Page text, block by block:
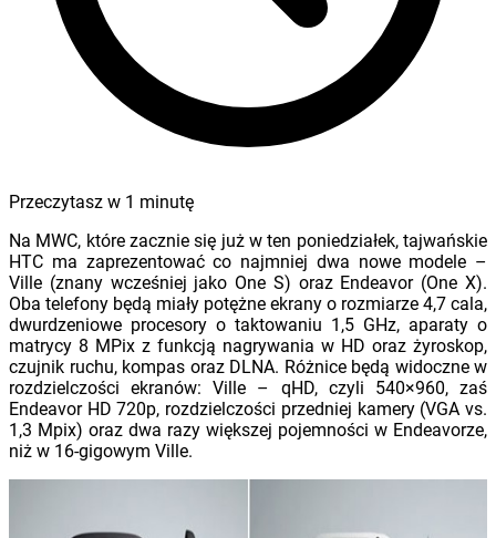
Przeczytasz w 1 minutę
Na MWC, które zacznie się już w ten poniedziałek, tajwańskie
HTC ma zaprezentować co najmniej dwa nowe modele –
Ville (znany wcześniej jako One S) oraz Endeavor (One X).
Oba telefony będą miały potężne ekrany o rozmiarze 4,7 cala,
dwurdzeniowe procesory o taktowaniu 1,5 GHz, aparaty o
matrycy 8 MPix z funkcją nagrywania w HD oraz żyroskop,
czujnik ruchu, kompas oraz DLNA. Różnice będą widoczne w
rozdzielczości ekranów: Ville – qHD, czyli 540×960, zaś
Endeavor HD 720p, rozdzielczości przedniej kamery (VGA vs.
1,3 Mpix) oraz dwa razy większej pojemności w Endeavorze,
niż w 16-gigowym Ville.